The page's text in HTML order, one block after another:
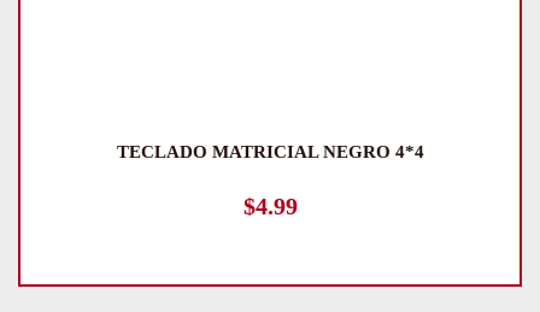
TECLADO MATRICIAL NEGRO 4*4
$4.99